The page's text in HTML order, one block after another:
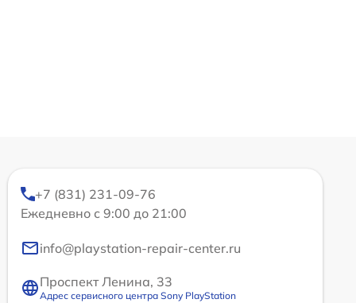
+7 (831) 231-09-76
Ежедневно с 9:00 до 21:00
info@playstation-repair-center.ru
Проспект Ленина, 33
Адрес сервисного центра Sony PlayStation